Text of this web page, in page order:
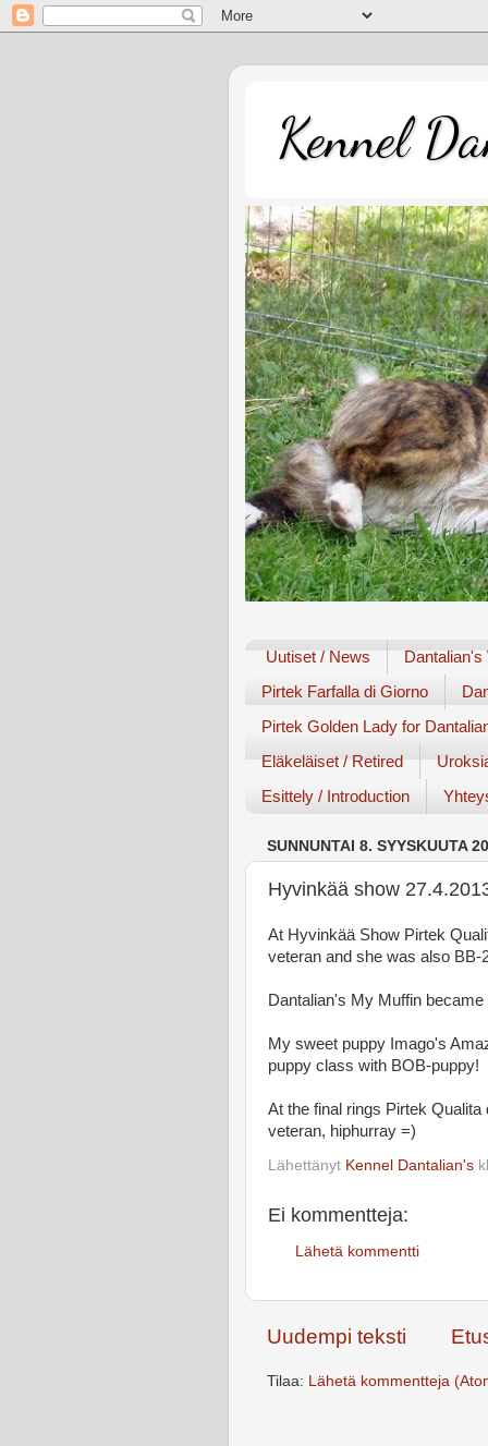
Kennel
Uutiset / News
Dantalian's
Pirtek Farfalla di Giorno
Pirtek Golden Lady for
Eläkeläiset / Retired
Esittely / Introduction
SUNNUNTAI 8. SYYSKUUTA
Hyvinkää show
At Hyvinkää Show Pirtek
veteran and she was also BB-
Dantalian's My Muffin
My sweet puppy Imago's
puppy class with BOB-puppy!
At the final rings Pirtek
veteran, hiphurray =)
Lähettänyt Kennel Dantalian's
Ei kommentteja:
Lähetä kommentti
Uudempi teksti
Tilaa: Lähetä kommentteja